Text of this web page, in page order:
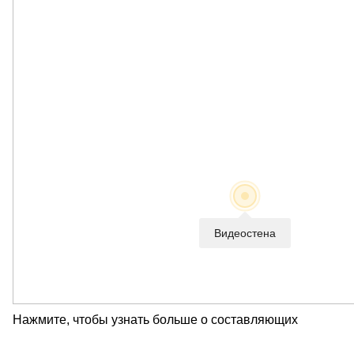
Видеостена
Нажмите, чтобы узнать больше о составляющих